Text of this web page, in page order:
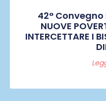
42°
NUOVE
INTERCETTARE I